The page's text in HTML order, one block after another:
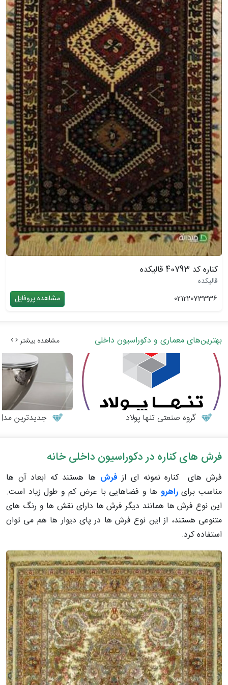
کناره کد 40793 قالیکده
قالیکده
02122073336
مشاهده پروفایل
بهترین‌های معماری و دکوراسیون داخلی مشاهده بیشتر
گروه صنعتی تنها پولاد جدیدترین
فرش های کناره در دکوراسیون داخلی خانه
فرش های کناره نمونه ای از فرش ها هستند که ابعاد آن ها
مناسب برایراهرو ها و فضاهایی با عرض کم و طول زیاد است.
این نوع فرش ها همانند دیگر فرش ها دارای نقش ها و رنگ های
متنوعی هستند، از این نوع فرش ها در پای دیوار ها هم می توان
استفاده کرد.